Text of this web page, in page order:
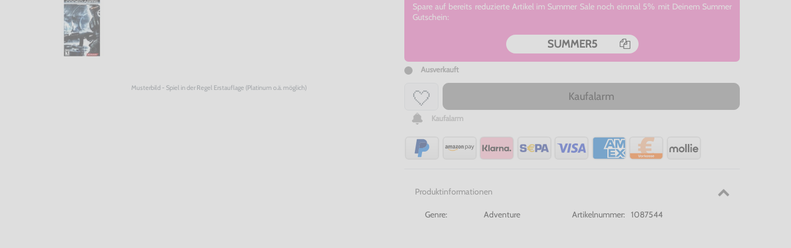
Musterbild - Spiel in der Regel Erstauflage (Platinum o.ä. möglich)
Spare auf bereits reduzierte Artikel im Summer Sale noch einmal 5% mit Deinem Summer
Gutschein:
SUMMER5
Ausverkauft
Kaufalarm
Kaufalarm
Produktinformationen
Genre: Adventure Artikelnummer: 1087544